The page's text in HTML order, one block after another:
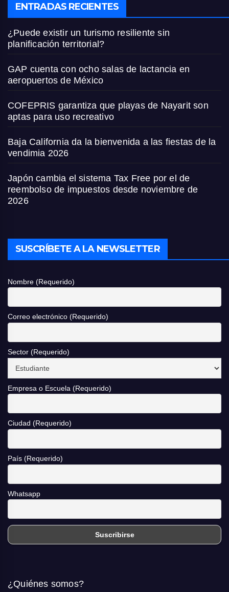
ENTRADAS RECIENTES
¿Puede existir un turismo resiliente sin
planificación territorial?
GAP cuenta con ocho salas de lactancia en
aeropuertos de México
COFEPRIS garantiza que playas de Nayarit son
aptas para uso recreativo
Baja California da la bienvenida a las fiestas de la
vendimia 2026
Japón cambia el sistema Tax Free por el de
reembolso de impuestos desde noviembre de
2026
SUSCRÍBETE A LA NEWSLETTER
Nombre (Requerido)
Correo electrónico (Requerido)
Sector (Requerido)
Empresa o Escuela (Requerido)
Ciudad (Requerido)
País (Requerido)
Whatsapp
¿Quiénes somos?